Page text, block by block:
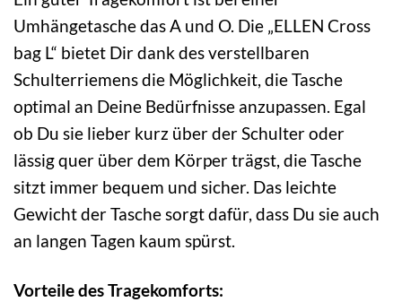
Umhängetasche das A und O. Die „ELLEN Cross
bag L“ bietet Dir dank des verstellbaren
Schulterriemens die Möglichkeit, die Tasche
optimal an Deine Bedürfnisse anzupassen. Egal
ob Du sie lieber kurz über der Schulter oder
lässig quer über dem Körper trägst, die Tasche
sitzt immer bequem und sicher. Das leichte
Gewicht der Tasche sorgt dafür, dass Du sie auch
an langen Tagen kaum spürst.
Vorteile des Tragekomforts: